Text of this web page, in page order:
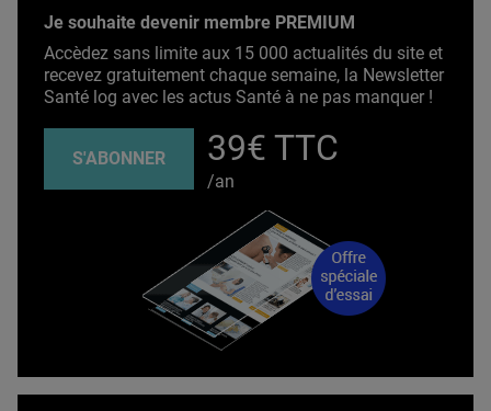
Je souhaite devenir membre PREMIUM
Accèdez sans limite aux 15 000 actualités du site et
recevez gratuitement chaque semaine, la Newsletter
Santé log avec les actus Santé à ne pas manquer !
S'ABONNER 39€ TTC
/an